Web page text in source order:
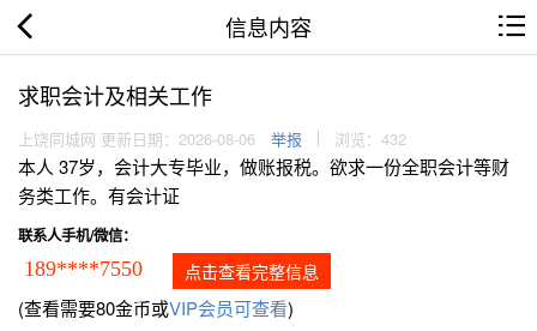
信息内容
求职会计及相关工作
上饶同城网 更新日期：2026-08-06 举报 浏览：432
本人 37岁，会计大专毕业，做账报税。欲求一份全职会计等财
务类工作。有会计证
联系人手机/微信：
189****7550 点击查看完整信息
(查看需要80金币或VIP会员可查看)